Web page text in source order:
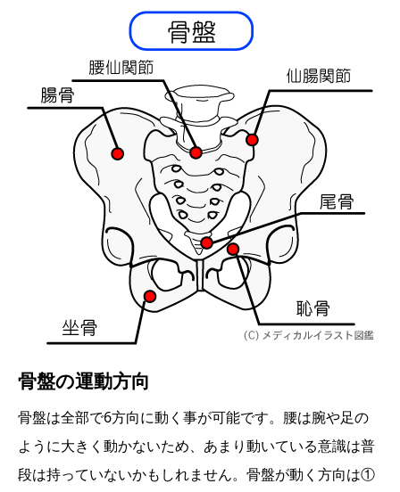
骨盤の運動方向
骨盤は全部で6方向に動く事が可能です。腰は腕や足の
ように大きく動かないため、あまり動いている意識は普
段は持っていないかもしれません。骨盤が動く方向は①